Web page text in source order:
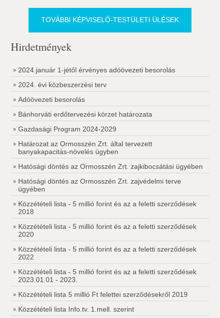
TOVÁBBI KÉPVISELŐ-TESTÜLETI ÜLÉSEK
Hirdetmények
2024.január 1-jétől érvényes adóövezeti besorolás
2024. évi közbeszerzési terv
Adóövezeti besorolás
Bánhorváti erdőtervezési körzet határozata
Gazdasági Program 2024-2029
Határozat az Ormosszén Zrt. által tervezett
banyakapacitás-növelés ügyben
Hatósági döntés az Ormosszén Zrt. zajkibocsátási ügyében
Hatósági döntés az Ormosszén Zrt. zajvédelmi terve
ügyében
Közzétételi lista - 5 millió forint és az a feletti szerződések
2018
Közzétételi lista - 5 millió forint és az a feletti szerződések
2020
Közzétételi lista - 5 millió forint és az a feletti szerződések
2022
Közzétételi lista - 5 millió forint és az a feletti szerződések
2023.01.01 - 2023.
Közzétételi lista 5 millió Ft felettei szerződésekről 2019
Közzétételi lista Info.tv. 1.mell. szerint